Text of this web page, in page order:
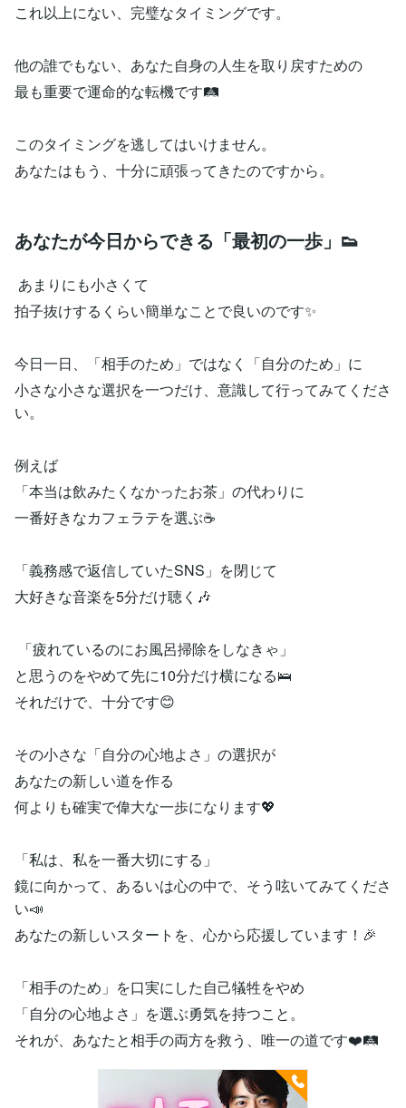
これ以上にない、完璧なタイミングです。
他の誰でもない、あなた自身の人生を取り戻すための
最も重要で運命的な転機です🛤️
このタイミングを逃してはいけません。
あなたはもう、十分に頑張ってきたのですから。
あなたが今日からできる「最初の一歩」👟
あまりにも小さくて
拍子抜けするくらい簡単なことで良いのです✨
今日一日、「相手のため」ではなく「自分のため」に
小さな小さな選択を一つだけ、意識して行ってみてくださ
い。
例えば
「本当は飲みたくなかったお茶」の代わりに
一番好きなカフェラテを選ぶ☕️
「義務感で返信していたSNS」を閉じて
大好きな音楽を5分だけ聴く🎶
「疲れているのにお風呂掃除をしなきゃ」
と思うのをやめて先に10分だけ横になる🛌
それだけで、十分です😊
その小さな「自分の心地よさ」の選択が
あなたの新しい道を作る
何よりも確実で偉大な一歩になります💖
「私は、私を一番大切にする」
鏡に向かって、あるいは心の中で、そう呟いてみてくださ
い📣
あなたの新しいスタートを、心から応援しています！🎉
「相手のため」を口実にした自己犠牲をやめ
「自分の心地よさ」を選ぶ勇気を持つこと。
それが、あなたと相手の両方を救う、唯一の道です❤️🛤️